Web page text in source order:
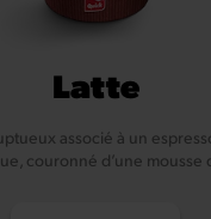
Latte
associé à un
couronné d’une mousse